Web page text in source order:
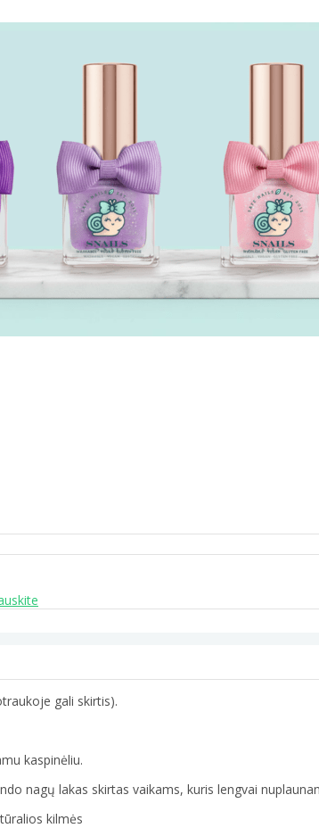
gali skirtis).
kaspinėliu.
nagų lakas skirtas vaikams, kuris lengvai
kilmės